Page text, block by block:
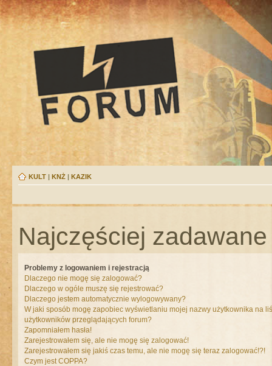
KULT | KNŻ | KAZIK
Najczęściej
Problemy z logowaniem i rejestracją
Dlaczego nie mogę się zalogować?
Dlaczego w ogóle muszę się rejestrować?
Dlaczego jestem automatycznie wylogowywany?
W jaki sposób mogę zapobiec wyświetlaniu mojej nazwy użytkownika na
użytkowników przeglądających forum?
Zapomniałem hasła!
Zarejestrowałem się, ale nie mogę się zalogować!
Zarejestrowałem się jakiś czas temu, ale nie mogę się teraz zalogować!?!
Czym jest COPPA?